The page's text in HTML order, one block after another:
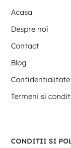
Acasa
Despre noi
Contact
Blog
Confidentialitate
Termeni si
CONDITII SI